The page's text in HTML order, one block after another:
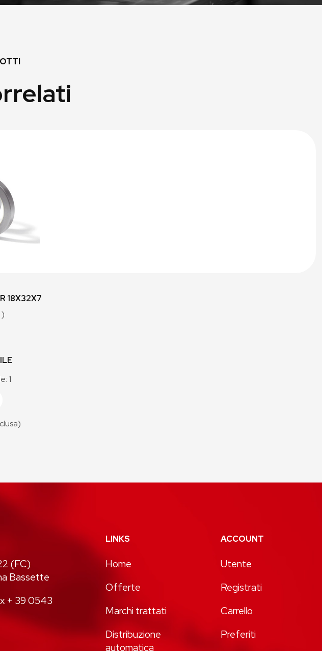
18X32X7
1
(FC)
Bassette
+ 39 0543
LINKS
Home
Offerte
Marchi trattati
Distribuzione
automatica
ACCOUNT
Utente
Registrati
Carrello
Preferiti